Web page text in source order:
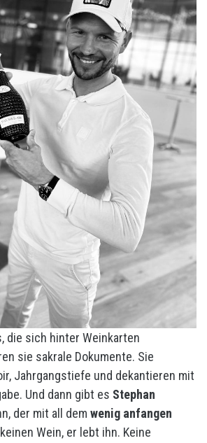
die sich hinter Weinkarten
sie sakrale Dokumente. Sie
Jahrgangstiefe und dekantieren mit
Und dann gibt es Stephan
der mit all dem wenig anfangen
Wein, er lebt ihn. Keine